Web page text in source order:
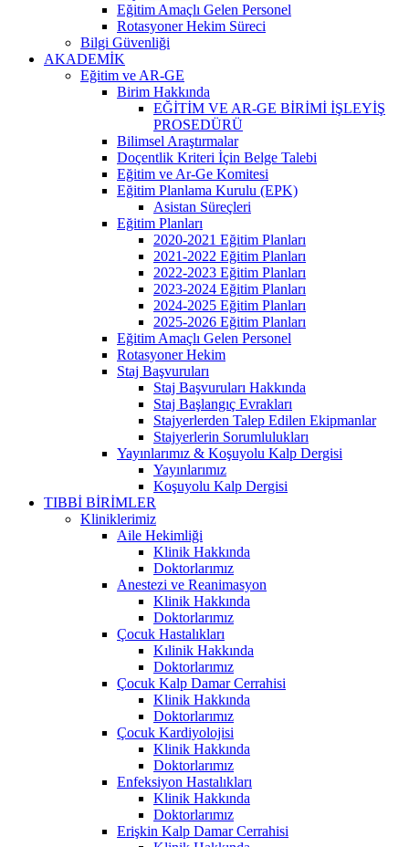
Eğitim Amaçlı Gelen Personel
Rotasyoner Hekim Süreci
Bilgi Güvenliği
AKADEMİK
Eğitim ve AR-GE
Birim Hakkında
EĞİTİM VE AR-GE BİRİMİ İŞLEYİŞ
PROSEDÜRÜ
Bilimsel Araştırmalar
Doçentlik Kriteri İçin Belge Talebi
Eğitim ve Ar-Ge Komitesi
Eğitim Planlama Kurulu (EPK)
Asistan Süreçleri
Eğitim Planları
2020-2021 Eğitim Planları
2021-2022 Eğitim Planları
2022-2023 Eğitim Planları
2023-2024 Eğitim Planları
2024-2025 Eğitim Planları
2025-2026 Eğitim Planları
Eğitim Amaçlı Gelen Personel
Rotasyoner Hekim
Staj Başvuruları
Staj Başvuruları Hakkında
Staj Başlangıç Evrakları
Stajyerlerden Talep Edilen Ekipmanlar
Stajyerlerin Sorumlulukları
Yayınlarımız & Koşuyolu Kalp Dergisi
Yayınlarımız
Koşuyolu Kalp Dergisi
TIBBİ BİRİMLER
Kliniklerimiz
Aile Hekimliği
Klinik Hakkında
Doktorlarımız
Anestezi ve Reanimasyon
Klinik Hakkında
Doktorlarımız
Çocuk Hastalıkları
Kılinik Hakkında
Doktorlarımız
Çocuk Kalp Damar Cerrahisi
Klinik Hakkında
Doktorlarımız
Çocuk Kardiyolojisi
Klinik Hakkında
Doktorlarımız
Enfeksiyon Hastalıkları
Klinik Hakkında
Doktorlarımız
Erişkin Kalp Damar Cerrahisi